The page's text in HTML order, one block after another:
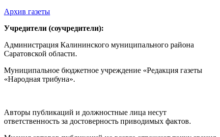
Архив газеты
Учредители (соучредители):
Администрация Калининского муниципального района
Саратовской области.
Муниципальное бюджетное учреждение «Редакция газеты
«Народная трибуна».
Авторы публикаций и должностные лица несут
ответственность за достоверность приводимых фактов.